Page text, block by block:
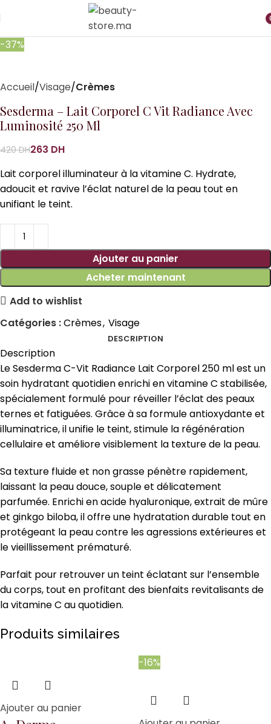
-37%
Accueil Visage Crèmes
Sesderma – Lait Corporel C Vit Radiance Avec
Luminosité 250 Ml
420DH263 DH
Lait corporel illuminateur à la vitamine C. Hydrate,
adoucit et ravive l’éclat naturel de la peau tout en
unifiant le teint.
Ajouter au panier
Acheter maintenant
Add to wishlist
Catégories :Crèmes, Visage
DESCRIPTION
Description
Le Sesderma C-Vit Radiance Lait Corporel 250 ml est un
soin hydratant quotidien enrichi en vitamine C stabilisée,
spécialement formulé pour réveiller l’éclat des peaux
ternes et fatiguées. Grâce à sa formule antioxydante et
illuminatrice, il unifie le teint, stimule la régénération
cellulaire et améliore visiblement la texture de la peau.
Sa texture fluide et non grasse pénètre rapidement,
laissant la peau douce, souple et délicatement
parfumée. Enrichi en acide hyaluronique, extrait de mûre
et ginkgo biloba, il offre une hydratation durable tout en
protégeant la peau contre les agressions extérieures et
le vieillissement prématuré.
Parfait pour retrouver un teint éclatant sur l’ensemble
du corps, tout en profitant des bienfaits revitalisants de
la vitamine C au quotidien.
Produits similaires
Ajouter au panier
-16%